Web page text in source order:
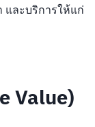
และบริการให้แก่
Value)